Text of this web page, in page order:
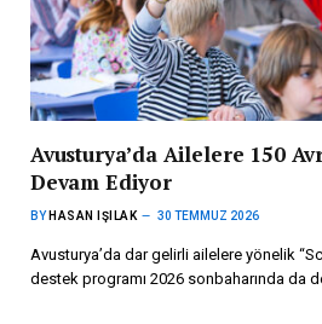
Avusturya’da Ailelere 150
Devam Ediyor
BY HASAN IŞILAK 30 TEMMUZ 2026
Avusturya’da dar gelirli ailelere yönelik
destek programı 2026 sonbaharında da